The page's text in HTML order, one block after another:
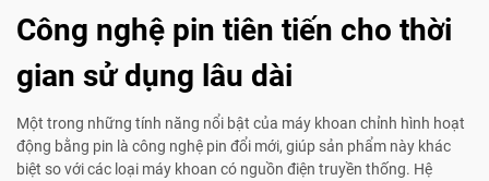
Công nghệ pin tiên tiến cho thời
gian sử dụng lâu dài
Một trong những tính năng nổi bật của máy khoan chỉnh hình hoạt
động bằng pin là công nghệ pin đổi mới, giúp sản phẩm này khác
biệt so với các loại máy khoan có nguồn điện truyền thống. Hệ